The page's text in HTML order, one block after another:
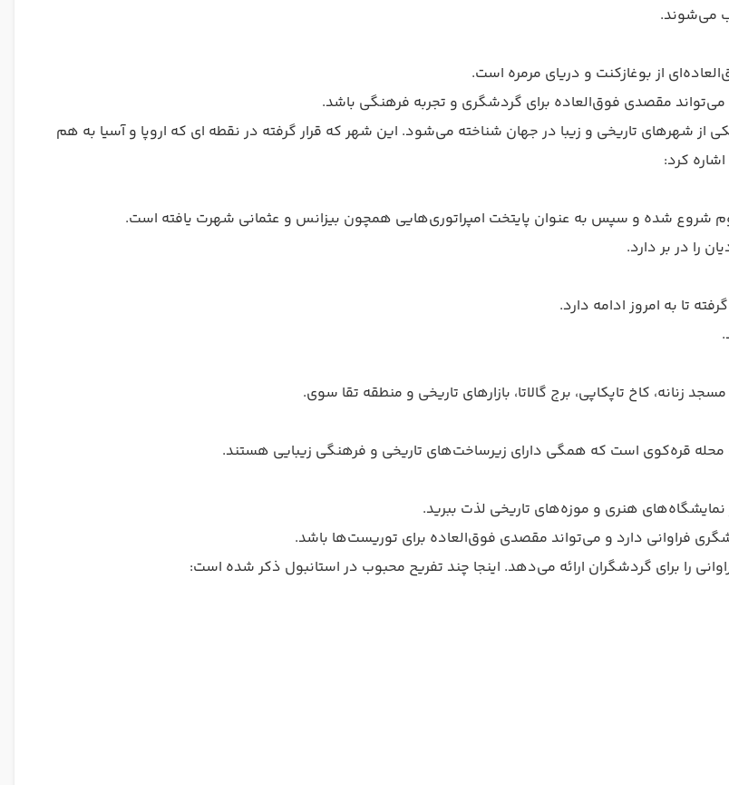
می‌شوند.
از بوغازکنت و دریای مرمره است.
می‌تواند مقصدی فوق‌العاده برای گردشگری و تجربه فرهنگی باشد.
شهرهای تاریخی و زیبا در جهان شناخته می‌شود. این شهر که قرار گرفته در نقطه ای که اروپا و آسیا به هم
کرد:
روم شروع شده و سپس به عنوان پایتخت امپراتوری‌هایی همچون بیزانس و عثمانی شهرت یافته است.
را در بر دارد.
تا به امروز ادامه دارد.
زنانه، کاخ تاپکاپی، برج گالاتا، بازارهای تاریخی و منطقه تقا سوی.
محله قره‌کوی است که همگی دارای زیرساخت‌های تاریخی و فرهنگی زیبایی هستند.
هنری و موزه‌های تاریخی لذت ببرید.
فراوانی دارد و می‌تواند مقصدی فوق‌العاده برای توریست‌ها باشد.
را برای گردشگران ارائه می‌دهد. اینجا چند تفریح محبوب در استانبول ذکر شده است: